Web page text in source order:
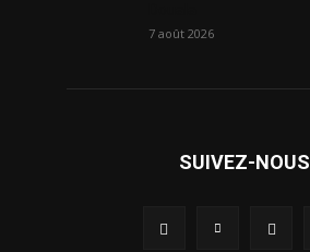
7 août 2026
SUIVEZ-NOUS